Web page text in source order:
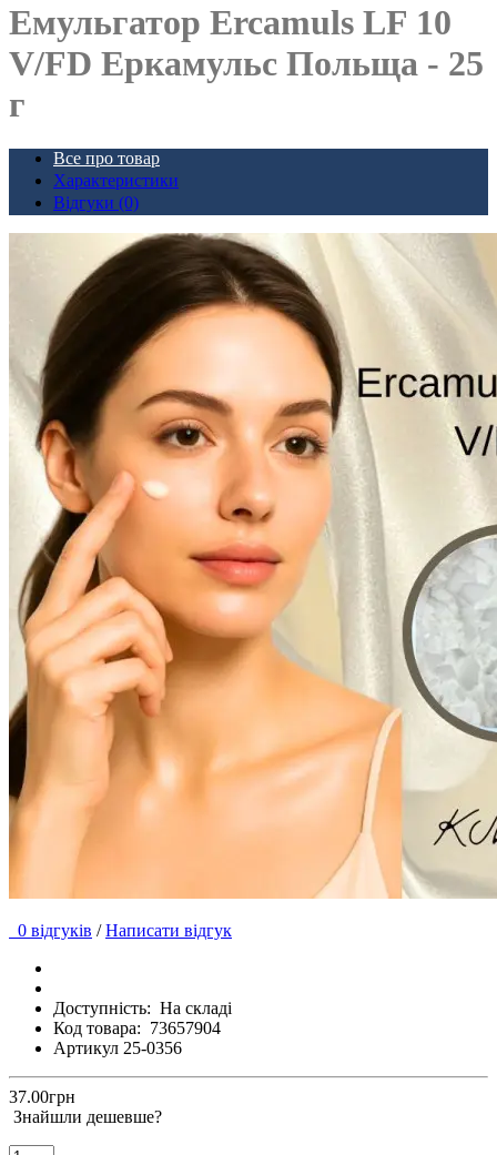
Емульгатор Ercamuls LF 10
V/FD Еркамульс Польща - 25
г
Все про товар
Характеристики
Відгуки (0)
0 відгуків / Написати відгук
Доступність: На складі
Код товара: 73657904
Артикул 25-0356
37.00грн
Знайшли дешевше?